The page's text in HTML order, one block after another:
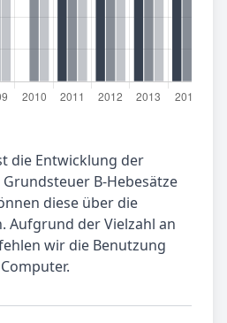
die Entwicklung der
B-Hebesätze
diese über die
Aufgrund der Vielzahl an
wir die Benutzung